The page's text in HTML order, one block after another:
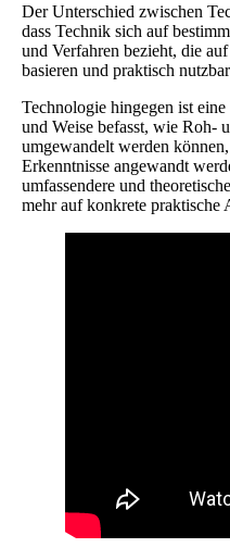
Der Unterschied zwischen
dass Technik sich auf
und Verfahren bezieht, die
basieren und praktisch
Technologie hingegen ist
und Weise befasst, wie Roh-
umgewandelt werden
Erkenntnisse angewandt
umfassendere und
mehr auf konkrete praktische